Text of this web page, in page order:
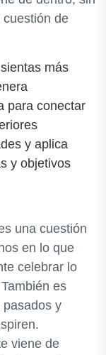
de
más
para conectar
y aplica
y objetivos
una cuestión
en lo que
celebrar lo
es
pasados y
viene de